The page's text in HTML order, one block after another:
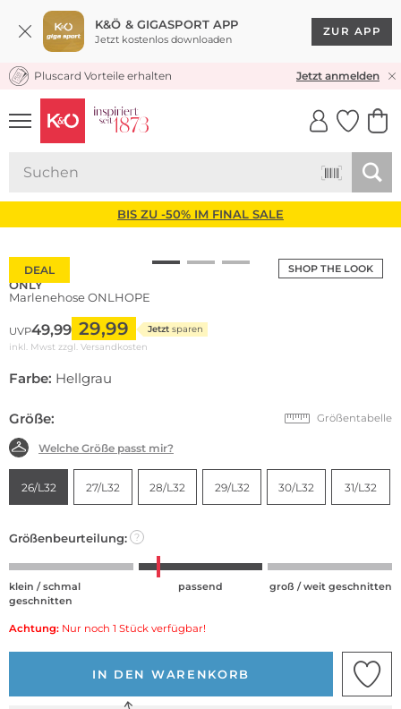
K&Ö & GIGASPORT APP
Jetzt kostenlos downloaden
ZUR APP
KOSTENLOSER VERSAND* & RÜCKVERSAND
Pluscard Vorteile erhalten Jetzt anmelden
UNSERE APP
CLICK &
BIS ZU -50% IM FINAL SALE
SHOP THE LOOK
DEAL
ONLY
Marlenehose ONLHOPE
UVP49,99 29,99 Jetzt sparen
inkl. Mwst zzgl. Versandkosten
Farbe: Hellgrau
Größe: Größentabelle
Welche Größe passt mir?
26/L32 27/L32 28/L32 29/L32 30/L32 31/L32
Größenbeurteilung: ?
klein / schmal
geschnitten
passend groß / weit geschnitten
Achtung: Nur noch 1 Stück verfügbar!
IN DEN WARENKORB